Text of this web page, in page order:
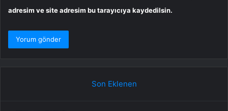
adresim ve site adresim bu tarayıcıya kaydedilsin.
Son Eklenen